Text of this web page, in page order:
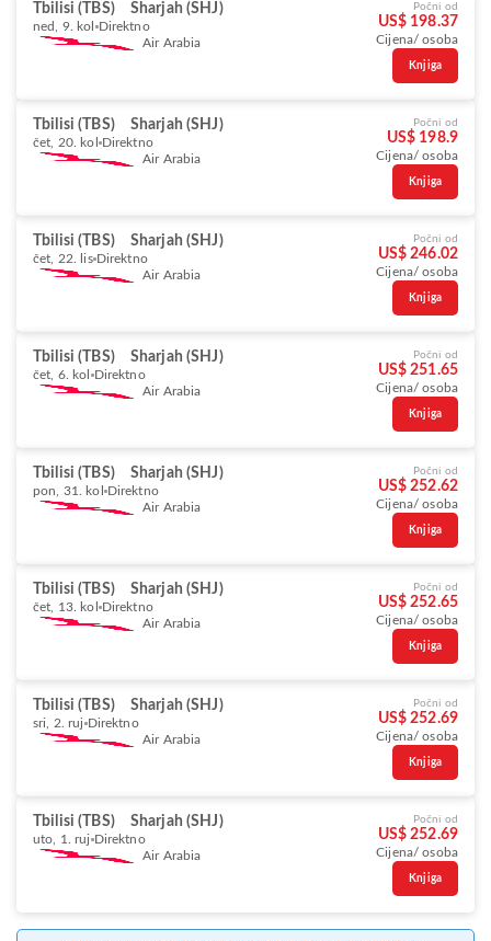
Tbilisi (TBS) Sharjah (SHJ)
ned, 9. kol Direktno
Air Arabia
Počni od
US$ 198.37
Cijena/ osoba
Knjiga
Tbilisi (TBS) Sharjah (SHJ)
čet, 20. kol Direktno
Air Arabia
Počni od
US$ 198.9
Cijena/ osoba
Knjiga
Tbilisi (TBS) Sharjah (SHJ)
čet, 22. lis Direktno
Air Arabia
Počni od
US$ 246.02
Cijena/ osoba
Knjiga
Tbilisi (TBS) Sharjah (SHJ)
čet, 6. kol Direktno
Air Arabia
Počni od
US$ 251.65
Cijena/ osoba
Knjiga
Tbilisi (TBS) Sharjah (SHJ)
pon, 31. kol Direktno
Air Arabia
Počni od
US$ 252.62
Cijena/ osoba
Knjiga
Tbilisi (TBS) Sharjah (SHJ)
čet, 13. kol Direktno
Air Arabia
Počni od
US$ 252.65
Cijena/ osoba
Knjiga
Tbilisi (TBS) Sharjah (SHJ)
sri, 2. ruj Direktno
Air Arabia
Počni od
US$ 252.69
Cijena/ osoba
Knjiga
Tbilisi (TBS) Sharjah (SHJ)
uto, 1. ruj Direktno
Air Arabia
Počni od
US$ 252.69
Cijena/ osoba
Knjiga